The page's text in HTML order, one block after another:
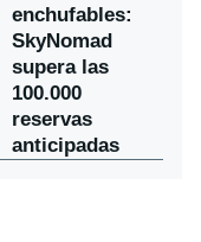
enchufables:
SkyNomad
supera las
100.000
reservas
anticipadas